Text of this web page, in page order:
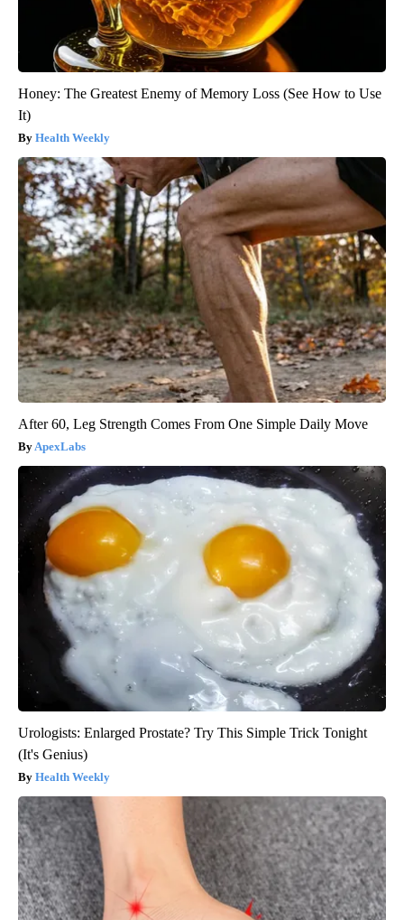
Honey: The Greatest Enemy of Memory Loss (See How to Use
It)
Health Weekly
After 60, Leg Strength Comes From One Simple Daily Move
ApexLabs
Urologists: Enlarged Prostate? Try This Simple Trick Tonight
(It's Genius)
Health Weekly